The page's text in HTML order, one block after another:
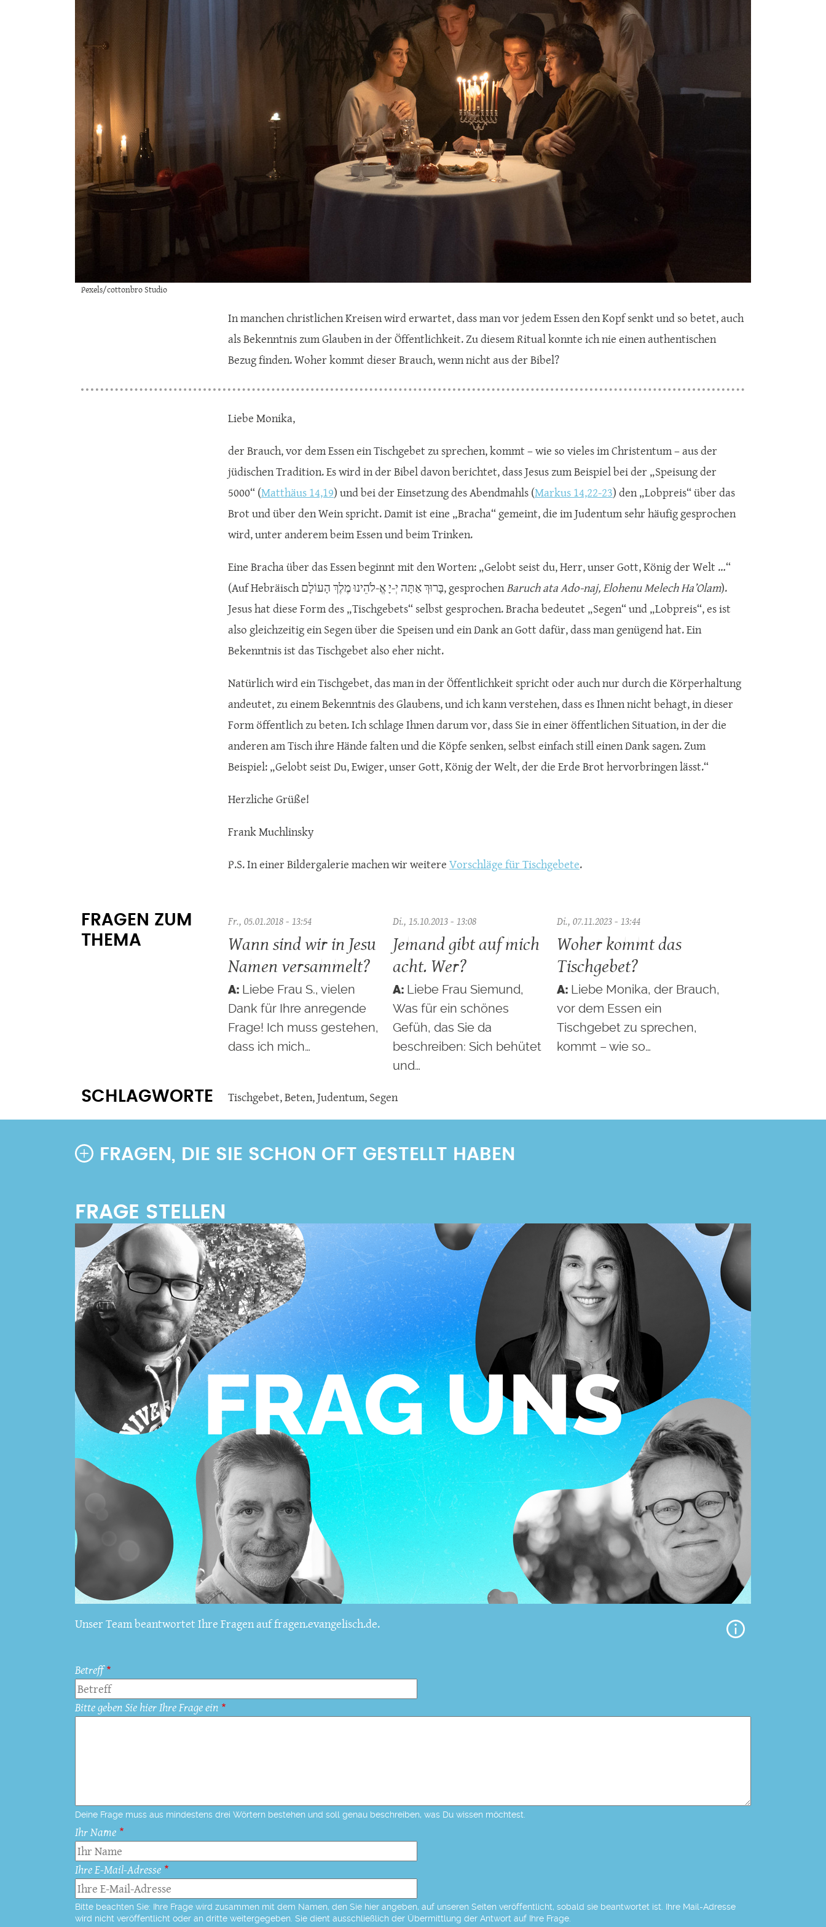
Pexels/cottonbro Studio
In manchen christlichen Kreisen wird erwartet, dass man vor jedem Essen den Kopf senkt und so betet, auch
als Bekenntnis zum Glauben in der Öffentlichkeit. Zu diesem Ritual konnte ich nie einen authentischen
Bezug finden. Woher kommt dieser Brauch, wenn nicht aus der Bibel?
Liebe Monika,
der Brauch, vor dem Essen ein Tischgebet zu sprechen, kommt – wie so vieles im Christentum – aus der
jüdischen Tradition. Es wird in der Bibel davon berichtet, dass Jesus zum Beispiel bei der „Speisung der
5000“ (Matthäus 14,19) und bei der Einsetzung des Abendmahls (Markus 14,22-23) den „Lobpreis“ über das
Brot und über den Wein spricht. Damit ist eine „Bracha“ gemeint, die im Judentum sehr häufig gesprochen
wird, unter anderem beim Essen und beim Trinken.
Eine Bracha über das Essen beginnt mit den Worten: „Gelobt seist du, Herr, unser Gott, König der Welt …“
(Auf Hebräisch בָּרוּךְ אַתָּה יְ‑יָ אֱ‑לֹהֵינוּ מֶלֶךְ הָעוֹלָם, gesprochenBaruch ata Ado-naj, Elohenu Melech Ha’Olam).
Jesus hat diese Form des „Tischgebets“ selbst gesprochen. Bracha bedeutet „Segen“ und „Lobpreis“, es ist
also gleichzeitig ein Segen über die Speisen und ein Dank an Gott dafür, dass man genügend hat. Ein
Bekenntnis ist das Tischgebet also eher nicht.
Natürlich wird ein Tischgebet, das man in der Öffentlichkeit spricht oder auch nur durch die Körperhaltung
andeutet, zu einem Bekenntnis des Glaubens, und ich kann verstehen, dass es Ihnen nicht behagt, in dieser
Form öffentlich zu beten. Ich schlage Ihnen darum vor, dass Sie in einer öffentlichen Situation, in der die
anderen am Tisch ihre Hände falten und die Köpfe senken, selbst einfach still einen Dank sagen. Zum
Beispiel: „Gelobt seist Du, Ewiger, unser Gott, König der Welt, der die Erde Brot hervorbringen lässt.“
Herzliche Grüße!
Frank Muchlinsky
P.S. In einer Bildergalerie machen wir weitereVorschläge für Tischgebete.
FRAGEN ZUM
THEMA
Fr., 05.01.2018 - 13:54
Wann sind wir in Jesu
Namen versammelt?
Liebe Frau S., vielen
Dank für Ihre anregende
Frage! Ich muss gestehen,
dass ich mich…
Di., 15.10.2013 - 13:08
Jemand gibt auf mich
acht. Wer?
Liebe Frau Siemund,
Was für ein schönes
Gefüh, das Sie da
beschreiben: Sich behütet
und…
Di., 07.11.2023 - 13:44
Woher kommt das
Tischgebet?
Liebe Monika, der Brauch,
vor dem Essen ein
Tischgebet zu sprechen,
kommt – wie so…
SCHLAGWORTE Tischgebet,Beten,Judentum,Segen
FRAGEN, DIE SIE SCHON OFT GESTELLT HABEN
Unser Team beantwortet Ihre Fragen auf fragen.evangelisch.de.
Betreff
Bitte geben Sie hier Ihre Frage ein
Deine Frage muss aus mindestens drei Wörtern bestehen und soll genau beschreiben, was Du wissen möchtest.
Ihr Name
Ihre E-Mail-Adresse
Bitte beachten Sie: Ihre Frage wird zusammen mit dem Namen, den Sie hier angeben, auf unseren Seiten veröffentlicht, sobald sie beantwortet ist. Ihre Mail-Adresse
wird nicht veröffentlicht oder an dritte weitergegeben. Sie dient ausschließlich der Übermittlung der Antwort auf Ihre Frage.